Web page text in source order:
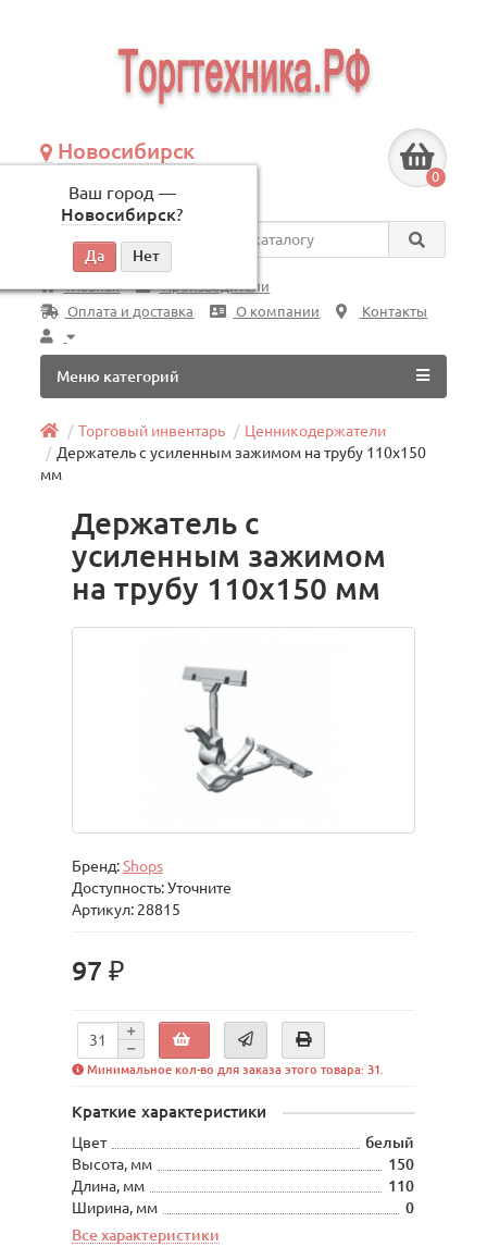
Новосибирск
Ваш город —
Новосибирск?
по будням, с 09:00 до 18:00
0
Везде
Главная
Производители
Оплата и доставка
О компании Контакты
Меню категорий
Торговый инвентарь
Ценникодержатели
Держатель с усиленным зажимом на трубу 110х150
мм
Держатель с
усиленным зажимом
на трубу 110х150 мм
Бренд:Shops
Доступность: Уточните
Артикул: 28815
97 ₽
Минимальное кол-во для заказа этого товара: 31.
Краткие характеристики
Цвет
белый
Высота, мм
150
Длина, мм
110
Ширина, мм
0
Все характеристики